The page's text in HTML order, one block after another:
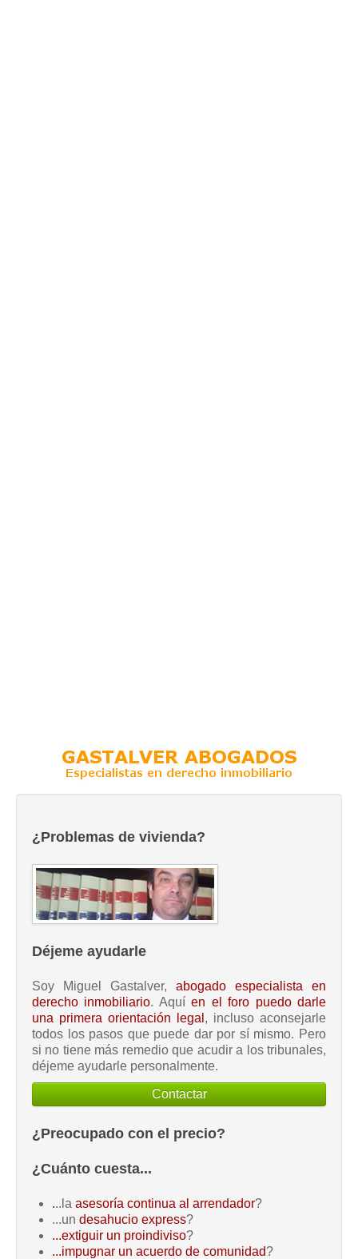
¿Problemas de vivienda?
Déjeme ayudarle
Soy Miguel Gastalver, abogado especialista en
derecho inmobiliario. Aquíen el foro puedo darle
una primera orientación legal , incluso aconsejarle
todos los pasos que puede dar por sí mismo. Pero
si no tiene más remedio que acudir a los tribunales,
déjeme ayudarle personalmente.
Contactar
¿Preocupado con el precio?
¿Cuánto cuesta...
...la asesoría continua al arrendador?
...un desahucio express?
...extiguir un proindiviso?
...impugnar un acuerdo de comunidad?